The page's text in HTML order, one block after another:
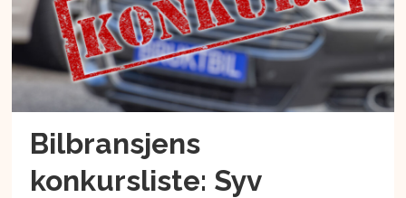
Bilbransjens
konkursliste: Syv